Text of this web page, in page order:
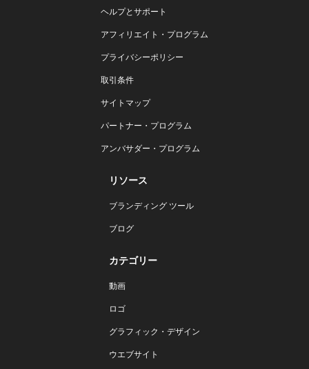
ヘルプとサポート
アフィリエイト・プログラム
プライバシーポリシー
取引条件
サイトマップ
パートナー・プログラム
アンバサダー・プログラム
リソース
ブランディング ツール
ブログ
カテゴリー
動画
ロゴ
グラフィック・デザイン
ウエブサイト